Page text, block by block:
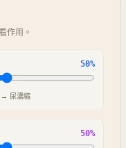
作用。
50%
→ 尿濃縮
50%